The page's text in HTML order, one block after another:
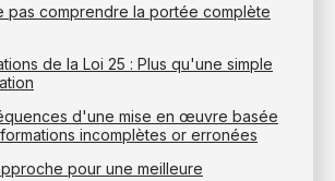
pas comprendre la portée complète
de la Loi 25 : Plus qu'une simple
d'une mise en œuvre basée
incomplètes or erronées
pour une meilleure